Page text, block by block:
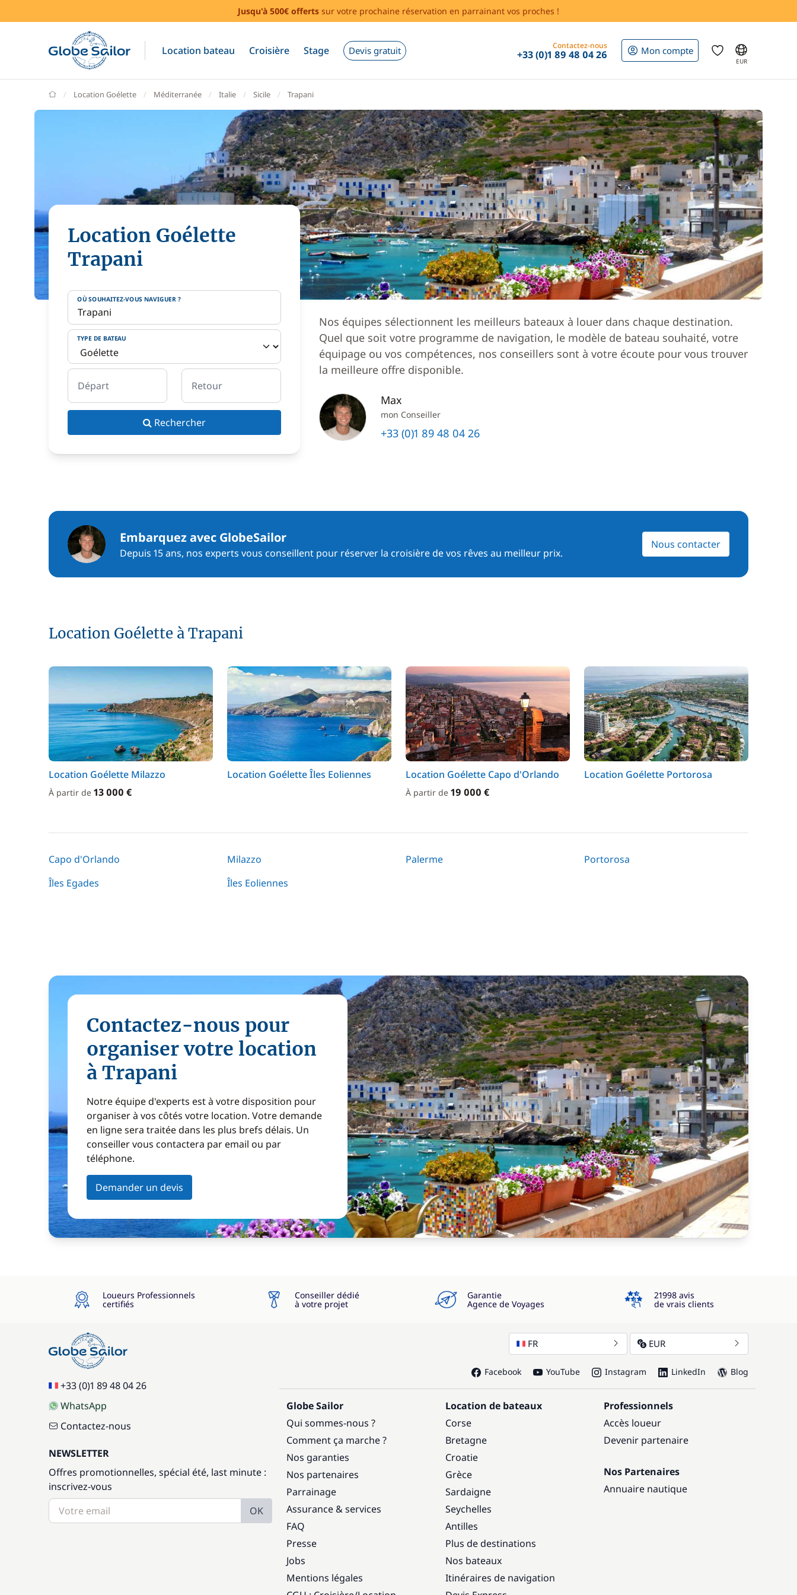
Jusqu'à 500€ offerts sur votre prochaine réservation en parrainant vos proches !
Location bateau Croisière Stage Devis gratuit Contactez-nous
+33 (0)1 89 48 04 26 Mon compte
EUR
GlobeSailor
Location Goélette Méditerranée Italie Sicile Trapani
Location Goélette
Trapani
OÙ SOUHAITEZ-VOUS NAVIGUER ?
TYPE DE BATEAU
Départ Retour
Rechercher
Nos équipes sélectionnent les meilleurs bateaux à louer dans chaque destination.
Quel que soit votre programme de navigation, le modèle de bateau souhaité, votre
équipage ou vos compétences, nos conseillers sont à votre écoute pour vous trouver
la meilleure offre disponible.
Max
mon Conseiller
+33 (0)1 89 48 04 26
Embarquez avec GlobeSailor
Depuis 15 ans, nos experts vous conseillent pour réserver la croisière de vos rêves au meilleur prix.
Nous contacter
Location Goélette à Trapani
Location Goélette Milazzo
À partir de 13 000 €
Location Goélette Îles Eoliennes Location Goélette Capo d'Orlando
À partir de 19 000 €
Location Goélette Portorosa
Capo d'Orlando Milazzo Palerme
Portorosa
Îles Egades
Îles Eoliennes
Contactez-nous pour
organiser votre location
à Trapani
Notre équipe d'experts est à votre disposition pour
organiser à vos côtés votre location. Votre demande
en ligne sera traitée dans les plus brefs délais. Un
conseiller vous contactera par email ou par
téléphone.
Demander un devis
Loueurs Professionnels
certifiés
Conseiller dédié
à votre projet
Garantie
Agence de Voyages
4.3
21998 avis
de vrais clients
+33 (0)1 89 48 04 26
WhatsApp
Contactez-nous
NEWSLETTER
Offres promotionnelles, spécial été, last minute :
inscrivez-vous
OK
FR EUR
Facebook YouTube Instagram LinkedIn Blog
Globe Sailor
Qui sommes-nous ?
Comment ça marche ?
Nos garanties
Nos partenaires
Parrainage
Assurance & services
FAQ
Presse
Jobs
Mentions légales
Location de bateaux
Corse
Bretagne
Croatie
Grèce
Sardaigne
Seychelles
Antilles
Plus de destinations
Nos bateaux
Itinéraires de navigation
Professionnels
Accès loueur
Devenir partenaire
Nos Partenaires
Annuaire nautique